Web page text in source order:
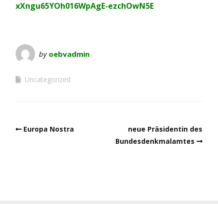
xXngu65YOh016WpAgE-ezchOwN5E
by oebvadmin
Uncategorized
Europa Nostra
neue Präsidentin des
Bundesdenkmalamtes